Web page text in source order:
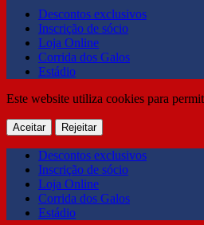
Descontos exclusivos
Inscrição de sócio
Loja Online
Corrida dos Galos
Estádio
Este website utiliza cookies para
Aceitar Rejeitar
Descontos exclusivos
Inscrição de sócio
Loja Online
Corrida dos Galos
Estádio